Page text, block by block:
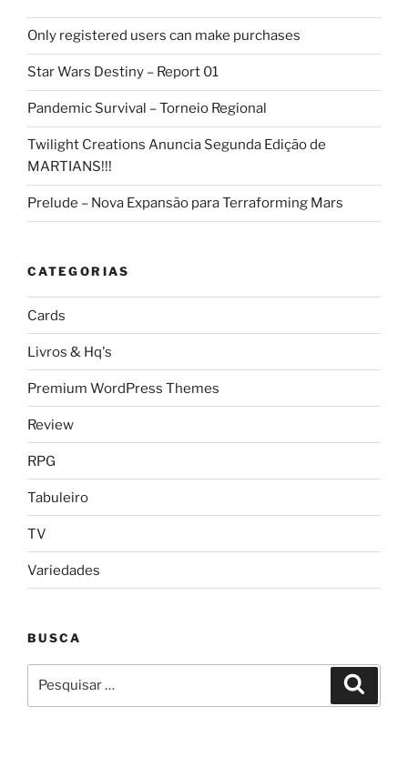
Only registered users can make purchases
Star Wars Destiny – Report 01
Pandemic Survival – Torneio Regional
Twilight Creations Anuncia Segunda Edição de
MARTIANS!!!
Prelude – Nova Expansão para Terraforming Mars
CATEGORIAS
Cards
Livros & Hq's
Premium WordPress Themes
Review
RPG
Tabuleiro
TV
Variedades
BUSCA
por: